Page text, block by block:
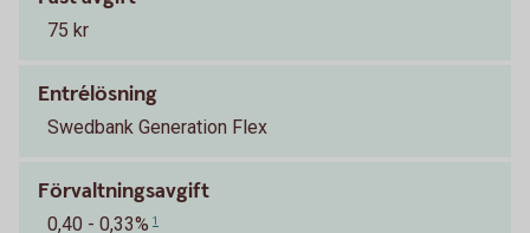
75 kr
Entrélösning
Swedbank Generation Flex
Förvaltningsavgift
0,40 - 0,33% 1